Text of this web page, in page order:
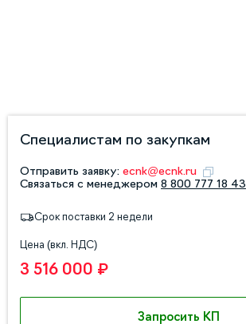
Специалистам по закупкам
Отправить заявку: ecnk@ecnk.ru
Связаться с менеджером 8 800 777 18 43
Срок поставки 2 недели
Цена (вкл. НДС)
3 516 000 ₽
Запросить КП